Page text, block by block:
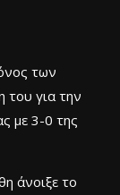
των
του για την
με 3-0 της
άνοιξε το